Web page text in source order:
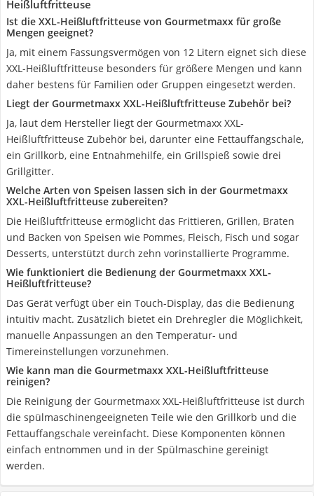
Heißluftfritteuse
Ist die XXL-Heißluftfritteuse von Gourmetmaxx für große
Mengen geeignet?
Ja, mit einem Fassungsvermögen von 12 Litern eignet sich diese
XXL-Heißluftfritteuse besonders für größere Mengen und kann
daher bestens für Familien oder Gruppen eingesetzt werden.
Liegt der Gourmetmaxx XXL-Heißluftfritteuse Zubehör bei?
Ja, laut dem Hersteller liegt der Gourmetmaxx XXL-
Heißluftfritteuse Zubehör bei, darunter eine Fettauffangschale,
ein Grillkorb, eine Entnahmehilfe, ein Grillspieß sowie drei
Grillgitter.
Welche Arten von Speisen lassen sich in der Gourmetmaxx
XXL-Heißluftfritteuse zubereiten?
Die Heißluftfritteuse ermöglicht das Frittieren, Grillen, Braten
und Backen von Speisen wie Pommes, Fleisch, Fisch und sogar
Desserts, unterstützt durch zehn vorinstallierte Programme.
Wie funktioniert die Bedienung der Gourmetmaxx XXL-
Heißluftfritteuse?
Das Gerät verfügt über ein Touch-Display, das die Bedienung
intuitiv macht. Zusätzlich bietet ein Drehregler die Möglichkeit,
manuelle Anpassungen an den Temperatur- und
Timereinstellungen vorzunehmen.
Wie kann man die Gourmetmaxx XXL-Heißluftfritteuse
reinigen?
Die Reinigung der Gourmetmaxx XXL-Heißluftfritteuse ist durch
die spülmaschinengeeigneten Teile wie den Grillkorb und die
Fettauffangschale vereinfacht. Diese Komponenten können
einfach entnommen und in der Spülmaschine gereinigt
werden.